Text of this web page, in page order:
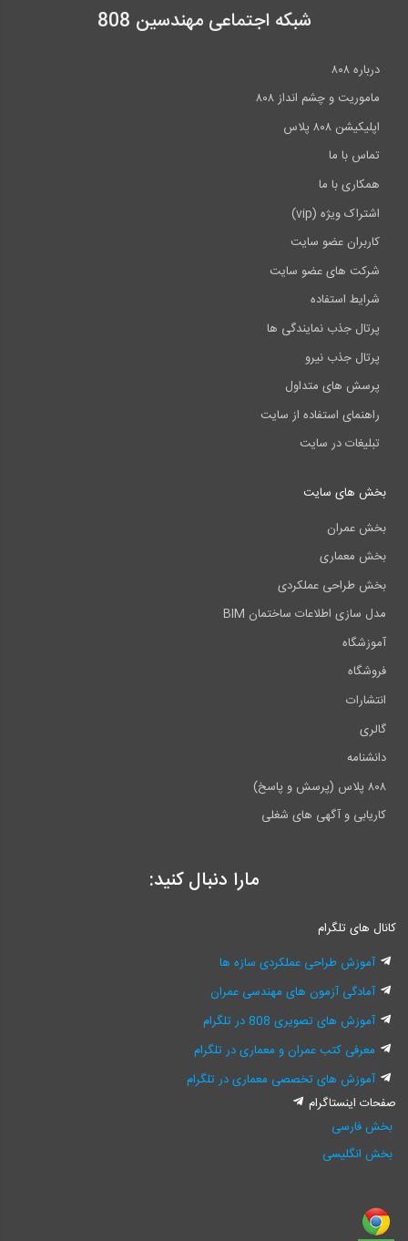
شبکه اجتماعی مهندسین 808
درباره ۸۰۸
ماموریت و چشم انداز ۸۰۸
اپلیکیشن ۸۰۸ پلاس
تماس با ما
همکاری با ما
اشتراک ویژه (vip)
کاربران عضو سایت
شرکت های عضو سایت
شرایط استفاده
پرتال جذب نمایندگی ها
پرتال جذب نیرو
پرسش های متداول
راهنمای استفاده از سایت
تبلیغات در سایت
بخش های سایت
بخش عمران
بخش معماری
بخش طراحی عملکردی
مدل سازی اطلاعات ساختمان BIM
آموزشگاه
فروشگاه
انتشارات
گالری
دانشنامه
۸۰۸ پلاس (پرسش و پاسخ)
کاریابی و آگهی های شغلی
مارا دنبال کنید:
کانال های تلگرام
آموزش طراحی عملکردی سازه ها
آمادگی آزمون های مهندسی عمران
آموزش های تصویری 808 در تلگرام
معرفی کتب عمران و معماری در تلگرام
آموزش های تخصصی معماری در تلگرام
صفحات اینستاگرام
بخش فارسی
بخش انگلیسی